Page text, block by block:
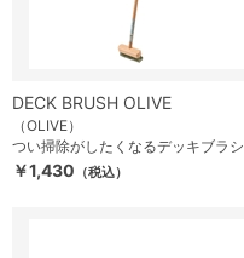
DECK BRUSH OLIVE
（OLIVE）
つい掃除がしたくなるデッキブラシ
￥1,430 （税込）